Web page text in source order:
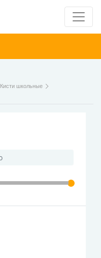
Кисти школьные